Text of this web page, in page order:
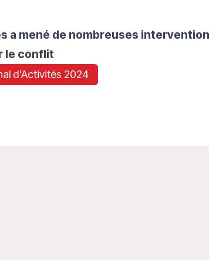
a mené de nombreuses
le conflit
d'Activités 2024